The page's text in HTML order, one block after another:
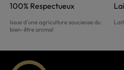
100% Respectueux
Issue d'une agriculture soucieuse du
bien-être animal